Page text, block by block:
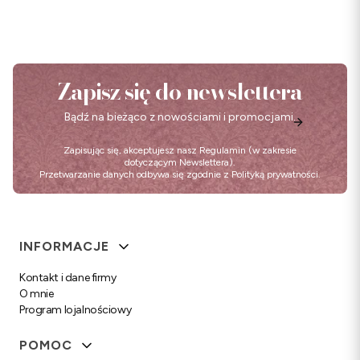
Zapisz się do newslettera
Bądź na bieżąco z nowościami i promocjami.
Zapisując się, akceptujesz nasz Regulamin (w zakresie
dotyczącym Newslettera).
Przetwarzanie danych odbywa się zgodnie z Polityką prywatności.
Linki w stopce
INFORMACJE
Kontakt i dane firmy
O mnie
Program lojalnościowy
POMOC